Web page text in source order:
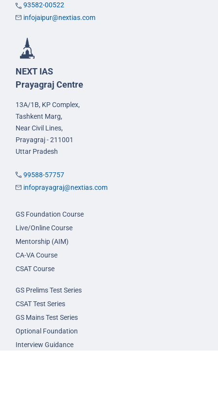
93582-00522
infojaipur@nextias.com
NEXT IAS
Prayagraj Centre
13A/1B, KP Complex,
Tashkent Marg,
Near Civil Lines,
Prayagraj - 211001
Uttar Pradesh
99588-57757
infoprayagraj@nextias.com
GS Foundation Course
Live/Online Course
Mentorship (AIM)
CA-VA Course
CSAT Course
GS Prelims Test Series
CSAT Test Series
GS Mains Test Series
Optional Foundation
Interview Guidance